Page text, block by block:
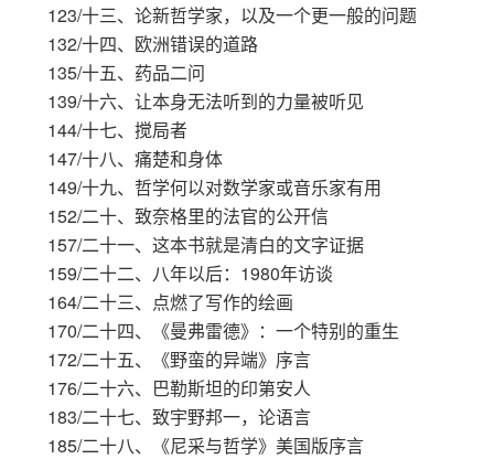
123/十三、论新哲学家，以及一个更一般的问题
132/十四、欧洲错误的道路
135/十五、药品二问
139/十六、让本身无法听到的力量被听见
144/十七、搅局者
147/十八、痛楚和身体
149/十九、哲学何以对数学家或音乐家有用
152/二十、致奈格里的法官的公开信
157/二十一、这本书就是清白的文字证据
159/二十二、八年以后： 1980年访谈
164/二十三、点燃了写作的绘画
170/二十四、《曼弗雷德》：一个特别的重生
172/二十五、《野蛮的异端》序言
176/二十六、巴勒斯坦的印第安人
183/二十七、致宇野邦一，论语言
185/二十八、《尼采与哲学》美国版序言